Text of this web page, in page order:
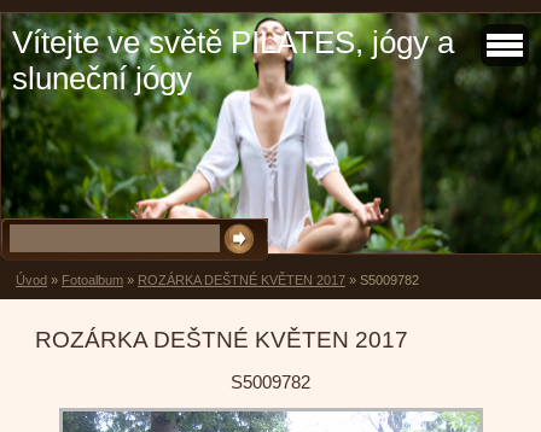
Vítejte ve světě PILATES, jógy a
sluneční jógy
Úvod » Fotoalbum » ROZÁRKA DEŠTNÉ KVĚTEN 2017 » S5009782
ROZÁRKA DEŠTNÉ KVĚTEN 2017
S5009782